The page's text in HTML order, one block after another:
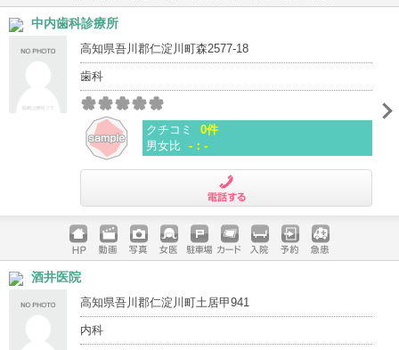
ホームペ
ージ
動画 写真 女医 駐車場
クレジッ
入院 予約 急患
中内歯科診療所
高知県吾川郡仁淀川町森2577-18
歯科
クチコミ
0件
男女比 -：-
ホームペ
ージ
動画 写真 女医 駐車場
クレジッ
入院 予約 急患
酒井医院
高知県吾川郡仁淀川町土居甲941
内科